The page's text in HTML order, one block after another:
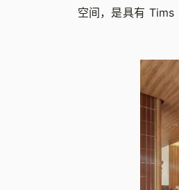
空间，是具有 Tims